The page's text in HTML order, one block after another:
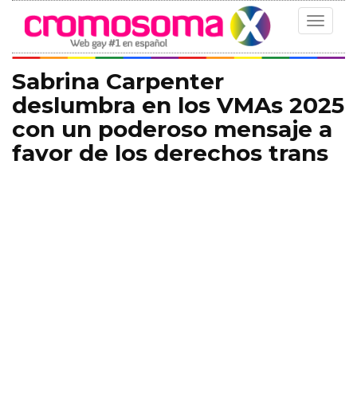
Toggle
Sabrina Carpenter
deslumbra en los VMAs 2025
con un poderoso mensaje a
favor de los derechos trans